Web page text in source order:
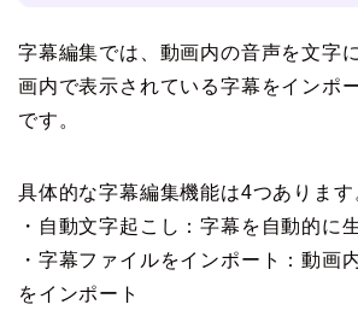
字幕編集では、動画内の音声を文字
画内で表示されている字幕をインポ
です。
具体的な字幕編集機能は4つあります
・自動文字起こし：字幕を自動的に
・字幕ファイルをインポート：動画
をインポート